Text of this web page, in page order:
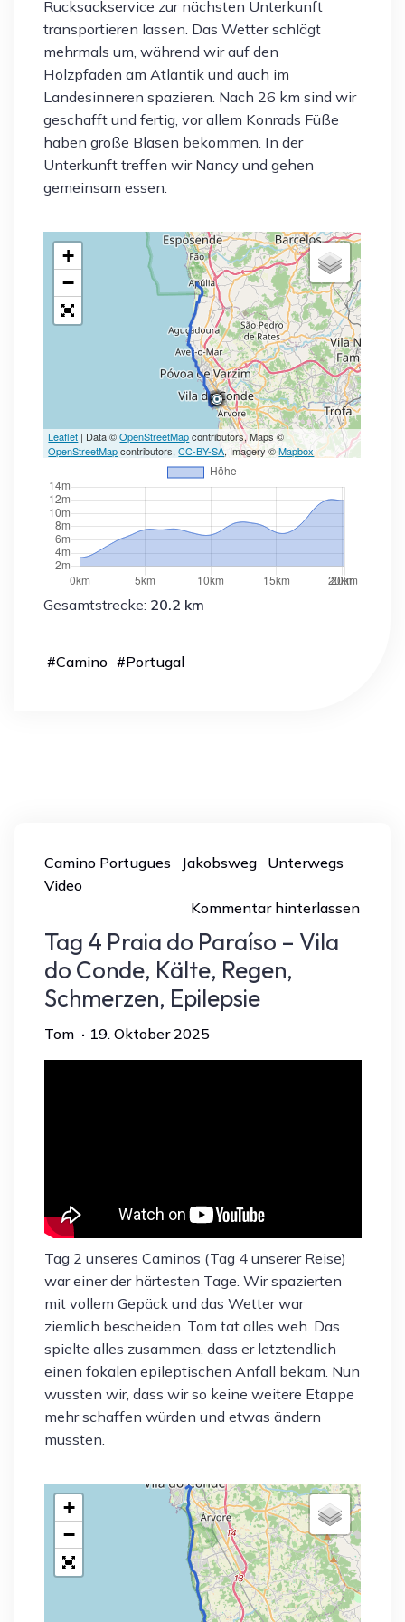
Rucksackservice zur nächsten Unterkunft
transportieren lassen. Das Wetter schlägt
mehrmals um, während wir auf den
Holzpfaden am Atlantik und auch im
Landesinneren spazieren. Nach 26 km sind wir
geschafft und fertig, vor allem Konrads Füße
haben große Blasen bekommen. In der
Unterkunft treffen wir Nancy und gehen
gemeinsam essen.
+
−
Leaflet | Data ©OpenStreetMapcontributors, Maps ©
OpenStreetMapcontributors,CC-BY-SA, Imagery ©Mapbox
Gesamtstrecke: 20.2 km
#Camino #Portugal
Camino Portugues Jakobsweg
Unterwegs
Video
Kommentar hinterlassen
Tag 4 Praia do Paraíso – Vila
do Conde, Kälte, Regen,
Schmerzen, Epilepsie
Tom 19. Oktober 2025
Tag 2 unseres Caminos (Tag 4 unserer Reise)
war einer der härtesten Tage. Wir spazierten
mit vollem Gepäck und das Wetter war
ziemlich bescheiden. Tom tat alles weh. Das
spielte alles zusammen, dass er letztendlich
einen fokalen epileptischen Anfall bekam. Nun
wussten wir, dass wir so keine weitere Etappe
mehr schaffen würden und etwas ändern
mussten.
+
−